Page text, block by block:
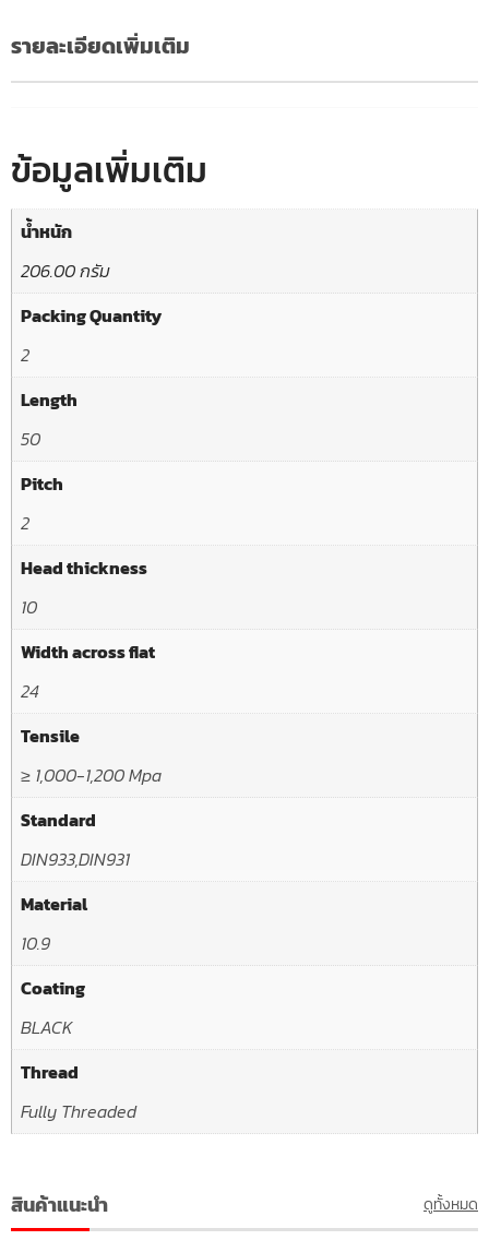
รายละเอียดเพิ่มเติม
ข้อมูลเพิ่มเติม
น้ำหนัก
206.00 กรัม
Packing Quantity
2
Length
50
Pitch
2
Head thickness
10
Width across flat
24
Tensile
≥ 1,000-1,200 Mpa
Standard
DIN933,DIN931
Material
10.9
Coating
BLACK
Thread
Fully Threaded
สินค้าแนะนำ ดูทั้งหมด